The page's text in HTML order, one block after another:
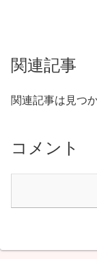
関連記事
関連記事は見つ
コメント